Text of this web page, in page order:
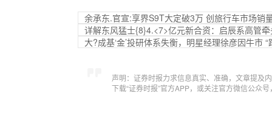
余承东.官宣:享界S9T大定破3万 创旅行车市场销
详解东风猛士{8}4.<7>亿元新合资：启辰系高管
大?成基‘金’投研体系失衡，明星经理徐彦因牛市
声明：证券时报力求信息真实、准确，文章提及
下载“证券时报”官方APP，或关注官方微信公众